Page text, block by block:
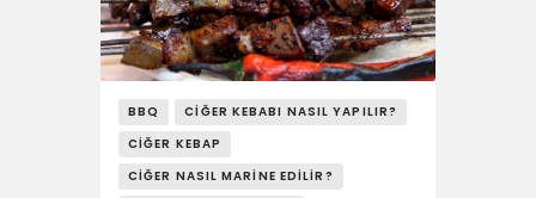
BBQ 101
YAŞAM
SOSY’LE!
BBQ
CIĞER KEBABI NASIL YAPILIR?
CIĞER KEBAP
CIĞER NASIL MARINE EDILIR?